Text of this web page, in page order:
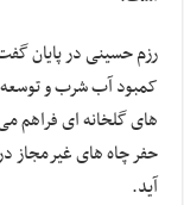
رزم حسینی در پایان
کمبود آب شرب و توسعه
های گلخانه ای فراهم
حفر چاه های
آید.